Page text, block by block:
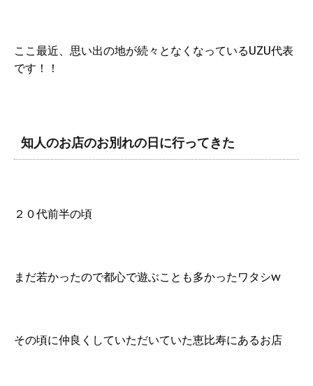
ここ最近、思い出の地が続々となくなっているUZU代表
です！！
知人のお店のお別れの日に行ってきた
２０代前半の頃
まだ若かったので都心で遊ぶことも多かったワタシw
その頃に仲良くしていただいていた恵比寿にあるお店